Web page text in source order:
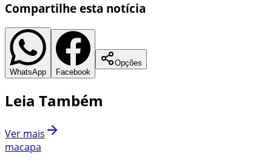
Compartilhe esta notícia
WhatsApp Facebook
Opções
Leia Também
Ver mais
macapa